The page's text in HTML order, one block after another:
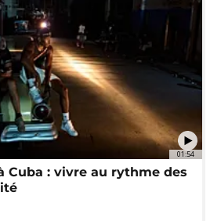
01:54
Cuba : vivre au rythme des